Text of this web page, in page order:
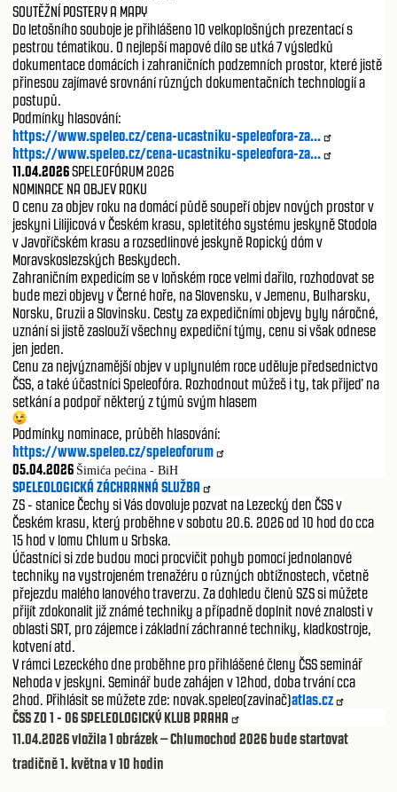
SOUTĚŽNÍ POSTERY A MAPY
Do letošního souboje je přihlášeno 10 velkoplošných prezentací s
pestrou tématikou. O nejlepší mapové dílo se utká 7 výsledků
dokumentace domácích i zahraničních podzemních prostor, které jistě
přinesou zajímavé srovnání různých dokumentačních technologií a
postupů.
Podmínky hlasování:
https://www.speleo.cz/cena-ucastniku-speleofora-za...
https://www.speleo.cz/cena-ucastniku-speleofora-za...
11.04.2026SPELEOFÓRUM 2026
NOMINACE NA OBJEV ROKU
O cenu za objev roku na domácí půdě soupeří objev nových prostor v
jeskyni Lilijicová v Českém krasu, spletitého systému jeskyně Stodola
v Javoříčském krasu a rozsedlinové jeskyně Ropický dóm v
Moravskoslezských Beskydech.
Zahraničním expedicím se v loňském roce velmi dařilo, rozhodovat se
bude mezi objevy v Černé hoře, na Slovensku, v Jemenu, Bulharsku,
Norsku, Gruzii a Slovinsku. Cesty za expedičními objevy byly náročné,
uznání si jistě zaslouží všechny expediční týmy, cenu si však odnese
jen jeden.
Cenu za nejvýznamější objev v uplynulém roce uděluje předsednictvo
ČSS, a také účastníci Speleofóra. Rozhodnout můžeš i ty, tak přijeď na
setkání a podpoř některý z týmů svým hlasem
Podmínky nominace, průběh hlasování:
https://www.speleo.cz/speleoforum
05.04.2026 Šimića pećina - BiH
SPELEOLOGICKÁ ZÁCHRANNÁ SLUŽBA
ZS - stanice Čechy si Vás dovoluje pozvat na Lezecký den ČSS v
Českém krasu, který proběhne v sobotu 20.6. 2026 od 10 hod do cca
15 hod v lomu Chlum u Srbska.
Účastníci si zde budou moci procvičit pohyb pomocí jednolanové
techniky na vystrojeném trenažéru o různých obtížnostech, včetně
přejezdu malého lanového traverzu. Za dohledu členů SZS si můžete
přijít zdokonalit již známé techniky a případně doplnit nové znalosti v
oblasti SRT, pro zájemce i základní záchranné techniky, kladkostroje,
kotvení atd.
V rámci Lezeckého dne proběhne pro přihlášené členy ČSS seminář
Nehoda v jeskyni. Seminář bude zahájen v 12hod, doba trvání cca
2hod. Přihlásit se můžete zde: novak.speleo(zavinač)atlas.cz
ČSS ZO 1 - 06 SPELEOLOGICKÝ KLUB PRAHA
11.04.2026 vložila 1 obrázek – Chlumochod 2026 bude startovat
tradičně 1. května v 10 hodin